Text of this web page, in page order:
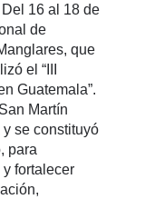
Del 16 al 18 de
de
que
el “III
Guatemala”.
Martín
se constituyó
para
fortalecer